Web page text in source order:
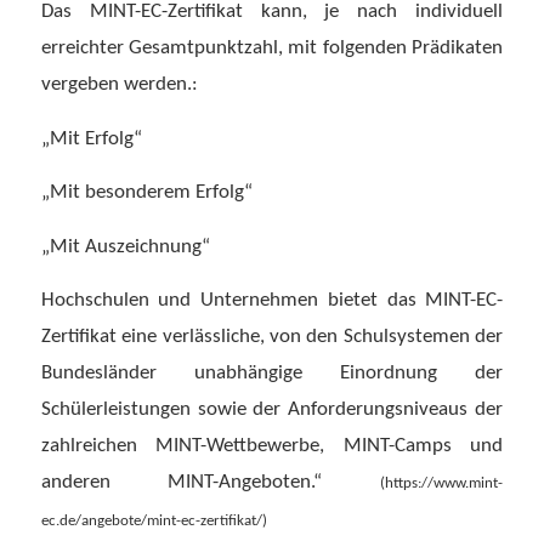
Das MINT-EC-Zertifikat kann, je nach individuell
erreichter Gesamtpunktzahl, mit folgenden Prädikaten
vergeben werden.:
„Mit Erfolg“
„Mit besonderem Erfolg“
„Mit Auszeichnung“
Hochschulen und Unternehmen bietet das MINT-EC-
Zertifikat eine verlässliche, von den Schulsystemen der
Bundesländer unabhängige Einordnung der
Schülerleistungen sowie der Anforderungsniveaus der
zahlreichen MINT-Wettbewerbe, MINT-Camps und
anderen MINT-Angeboten.“
(https://www.mint-
ec.de/angebote/mint-ec-zertifikat/)